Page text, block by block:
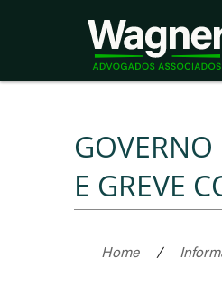
GOVERNO
E GREVE
Home /